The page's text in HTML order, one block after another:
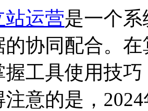
站运营是一个
的协同配合。
握工具使用技
意的是，